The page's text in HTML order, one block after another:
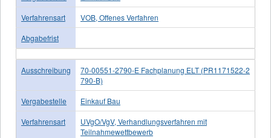
Verfahrensart
VOB, Offenes Verfahren
Abgabefrist
Ausschreibung
70-00551-2790-E Fachplanung ELT (PR1171522-2
790-B)
Vergabestelle
Einkauf Bau
Verfahrensart
UVgO/VgV, Verhandlungsverfahren mit
Teilnahmewettbewerb